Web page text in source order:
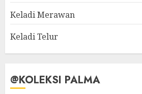
Keladi Merawan
Keladi Telur
@KOLEKSI PALMA